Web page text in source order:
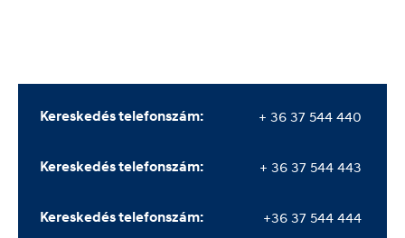
Kereskedés telefonszám: + 36 37 544 440
Kereskedés telefonszám: + 36 37 544 443
Kereskedés telefonszám: +36 37 544 444